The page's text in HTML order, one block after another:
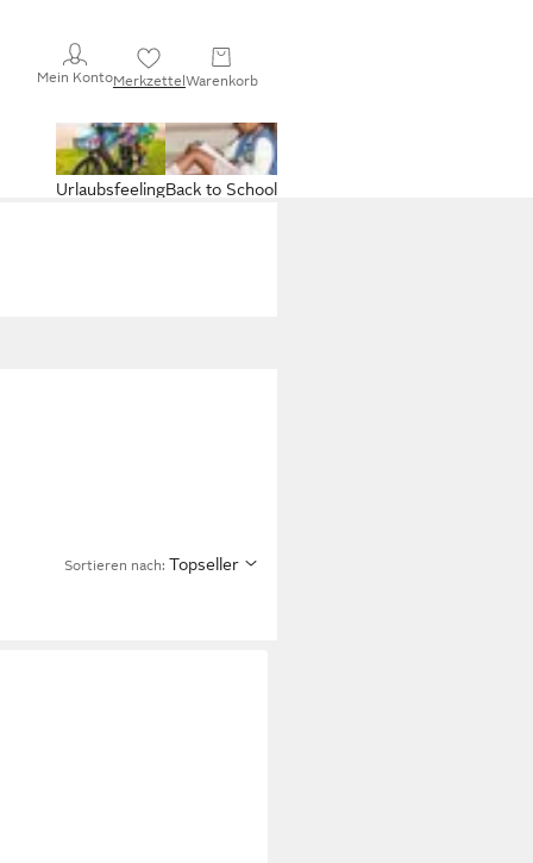
Mein KontoMerkzettelWarenkorb
Back to School
Urlaubsfeeling
Sortieren nach: Topseller